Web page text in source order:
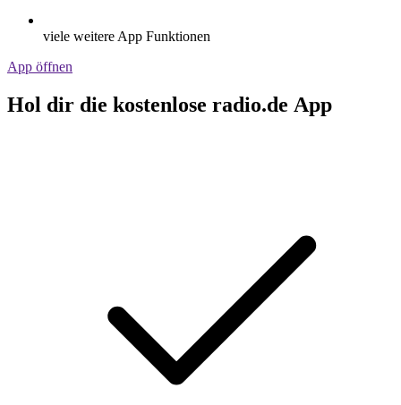
viele weitere App Funktionen
App öffnen
Hol dir die kostenlose radio.de App